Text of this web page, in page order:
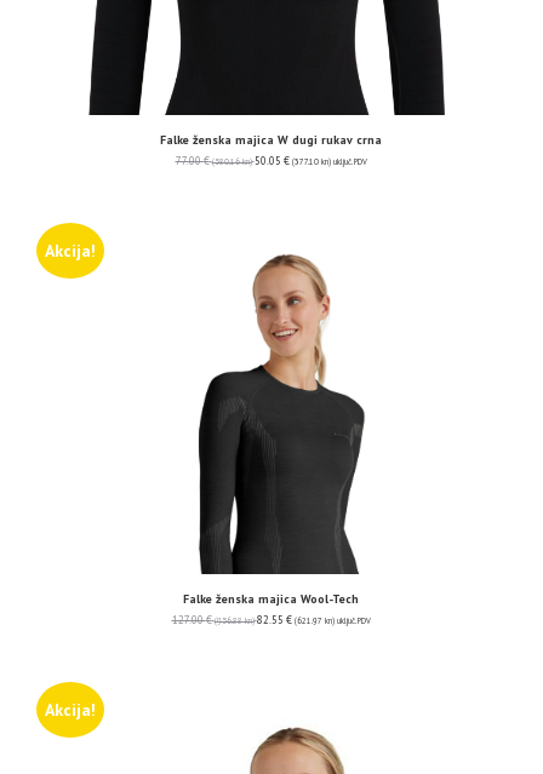
Falke ženska majica W dugi rukav crna
77.00€ (580.16 kn) 50.05 € (377.10 kn) uključ. PDV
Akcija!
Falke ženska majica Wool-Tech
127.00€ (956.88 kn) 82.55 € (621.97 kn) uključ. PDV
Akcija!